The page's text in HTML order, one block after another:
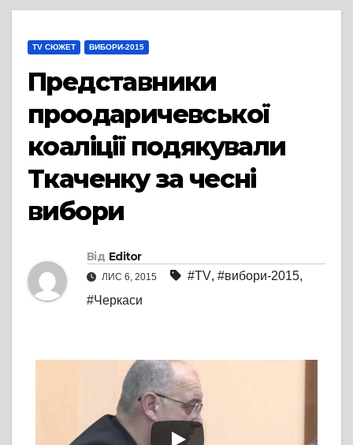
TV СЮЖЕТ ВИБОРИ-2015
Представники
проодаричевської
коаліції подякували
Ткаченку за чесні
вибори
Від Editor
ЛИС 6, 2015 #TV, #вибори-2015,
#Черкаси